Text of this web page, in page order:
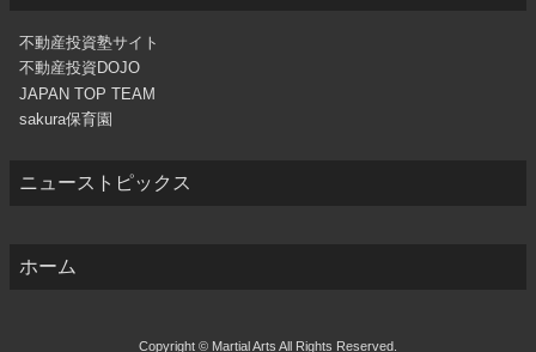
不動産投資塾サイト
不動産投資DOJO
JAPAN TOP TEAM
sakura保育園
ニューストピックス
ホーム
Copyright © Martial Arts All Rights Reserved.